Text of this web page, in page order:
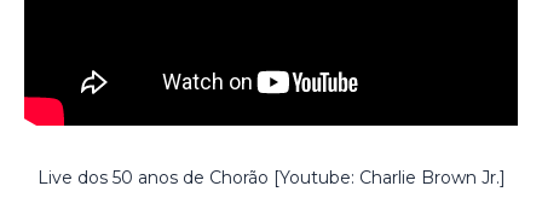
Live dos 50 anos de Chorão [Youtube: Charlie Brown Jr.]